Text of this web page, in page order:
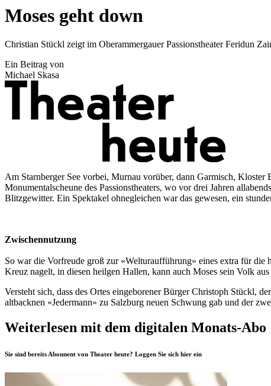
Moses geht down
Christian Stückl zeigt im Oberammergauer Passionstheater Feridun
Ein Beitrag von
Michael Skasa
Am Starnberger See vorbei, Murnau vorüber, dann Garmisch,
Monumentalscheune des Passionstheaters, wo vor drei Jahren
Blitzgewitter. Ein Spektakel ohnegleichen war das gewesen, ein
Zwischennutzung
So war die Vorfreude groß zur «Welturaufführung» eines extra für die
Kreuz nagelt, in diesen heilgen Hallen, kann auch Moses sein Volk
Versteht sich, dass des Ortes eingeborener Bürger Christoph Stückl,
altbacknen «Jedermann» zu Salzburg neuen Schwung gab und der
Weiterlesen mit dem digitalen Monats-Abo
Sie sind bereits Abonnent von Theater heute? Loggen Sie sich hier ein